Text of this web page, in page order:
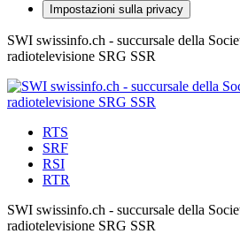
Impostazioni sulla privacy
SWI swissinfo.ch - succursale della
radiotelevisione SRG SSR
RTS
SRF
RSI
RTR
SWI swissinfo.ch - succursale della
radiotelevisione SRG SSR